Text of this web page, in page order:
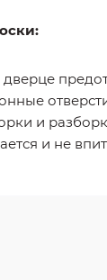
и
и не